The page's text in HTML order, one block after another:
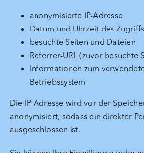
anonymisierte IP-Adresse
Datum und Uhrzeit des Zugriffs
besuchte Seiten und Dateien
Referrer-URL (zuvor besuchte
Informationen zum
Betriebssystem
Die IP-Adresse wird vor der
anonymisiert, sodass ein direkter
ausgeschlossen ist.